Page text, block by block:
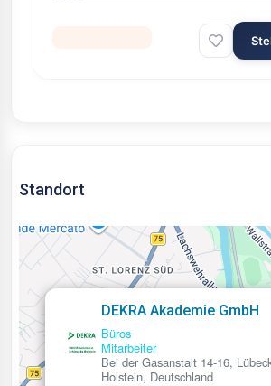
Standort
DEKRA Akademie GmbH
Büros
Mitarbeiter
Bei der Gasanstalt 14-16,
Holstein, Deutschland